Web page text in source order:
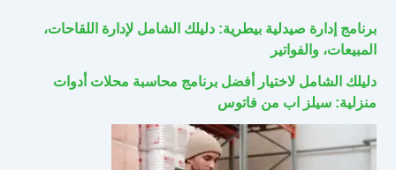
برنامج إدارة صيدلية بيطرية: دليلك الشامل لإدارة اللقاحات،
المبيعات، والفواتير
دليلك الشامل لاختيار أفضل برنامج محاسبة محلات أدوات
منزلية: سيلز اب من فاتوس